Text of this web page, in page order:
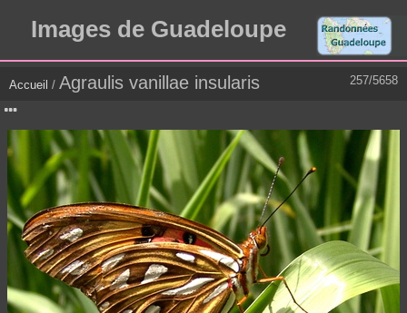
Images de Guadeloupe
257/5658
Accueil / Agraulis vanillae insularis